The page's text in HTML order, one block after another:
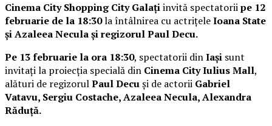
Cinema City Shopping City Galațiinvită spectatoriipe 12
februarie de la 18:30la întâlnirea cu actrițeleIoana State
și Azaleea Necula și regizorul Paul Decu.
Pe 13 februarie la ora 18:30, spectatorii dinIași sunt
invitați la proiecția specială din Cinema City Iulius Mall,
alături de regizorulPaul Decuși de actorii Gabriel
Vatavu, Sergiu Costache, Azaleea Necula, Alexandra
Răduță.